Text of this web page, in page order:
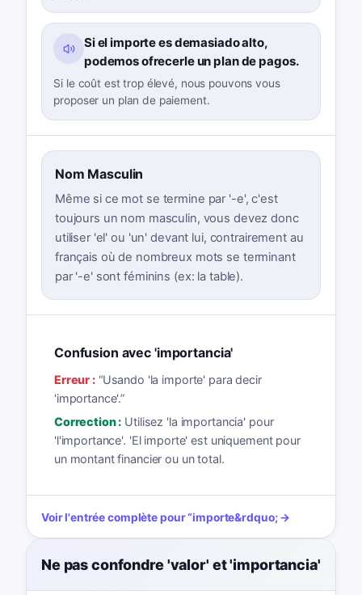
Si el importe es demasiado alto,
podemos ofrecerle un plan de pagos.
Si le coût est trop élevé, nous pouvons vous
proposer un plan de paiement.
Nom Masculin
Même si ce mot se termine par '-e', c'est
toujours un nom masculin, vous devez donc
utiliser 'el' ou 'un' devant lui, contrairement au
français où de nombreux mots se terminant
par '-e' sont féminins (ex: la table).
Confusion avec 'importancia'
Erreur :“Usando 'la importe' para decir
'importance'.”
Correction : Utilisez 'la importancia' pour
'l'importance'. 'El importe' est uniquement pour
un montant financier ou un total.
Voir l'entrée complète pour“importe&rdquo; →
Ne pas confondre 'valor' et 'importancia'